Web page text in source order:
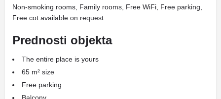
Non-smoking rooms, Family rooms, Free WiFi, Free parking,
Free cot available on request
Prednosti objekta
The entire place is yours
65 m² size
Free parking